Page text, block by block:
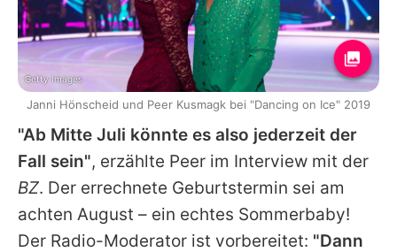
"Ab Mitte Juli könnte es also jederzeit der
Fall sein", erzählte Peer im Interview mit der
BZ. Der errechnete Geburtstermin sei am
achten August – ein echtes Sommerbaby!
Der Radio-Moderator ist vorbereitet: "Dann
Getty Images
Janni Hönscheid und Peer Kusmagk bei "Dancing on Ice" 2019